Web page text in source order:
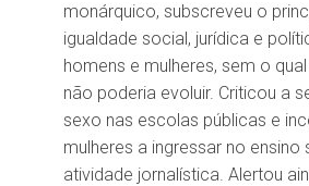
monárquico, subscreveu o
igualdade social, jurídica e
homens e mulheres, sem o
não poderia evoluir. Criticou a
sexo nas escolas públicas e
mulheres a ingressar no ensino
atividade jornalística. Alertou